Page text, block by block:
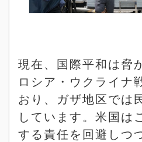
現在、国際平和は脅
ロシア・ウクライナ
おり、ガザ地区では
しています。米国は
する責任を回避しつ